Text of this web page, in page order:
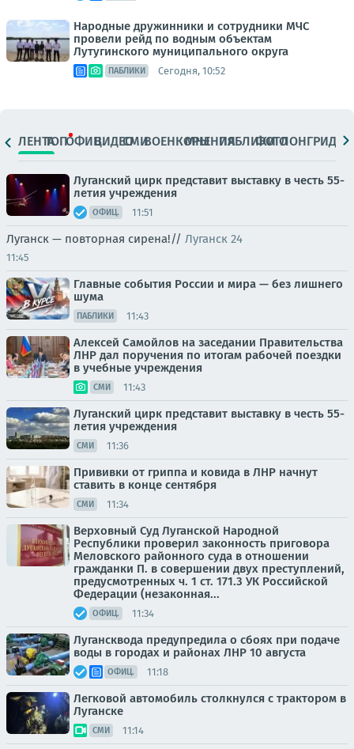
Народные дружинники и сотрудники МЧС
провели рейд по водным объектам
Лутугинского муниципального округа
ПАБЛИКИ Сегодня, 10:52
ЛЕНТАТОПОФИЦ.ВИДЕОСМИВОЕНКОРЫМНЕНИЯПАБЛИКИ
ФОТОЛОНГРИДЫ
Луганский цирк представит выставку в честь 55-
летия учреждения
ОФИЦ. 11:51
Луганск — повторная сирена!// Луганск 24
11:45
Главные события России и мира — без лишнего
шума
ПАБЛИКИ 11:43
Алексей Самойлов на заседании Правительства
ЛНР дал поручения по итогам рабочей поездки
в учебные учреждения
СМИ 11:43
Луганский цирк представит выставку в честь 55-
летия учреждения
СМИ 11:36
Прививки от гриппа и ковида в ЛНР начнут
ставить в конце сентября
СМИ 11:34
Верховный Суд Луганской Народной
Республики проверил законность приговора
Меловского районного суда в отношении
гражданки П. в совершении двух преступлений,
предусмотренных ч. 1 ст. 171.3 УК Российской
Федерации (незаконная...
ОФИЦ. 11:34
Лугансквода предупредила о сбоях при подаче
воды в городах и районах ЛНР 10 августа
ОФИЦ. 11:18
Легковой автомобиль столкнулся с трактором в
Луганске
СМИ 11:14